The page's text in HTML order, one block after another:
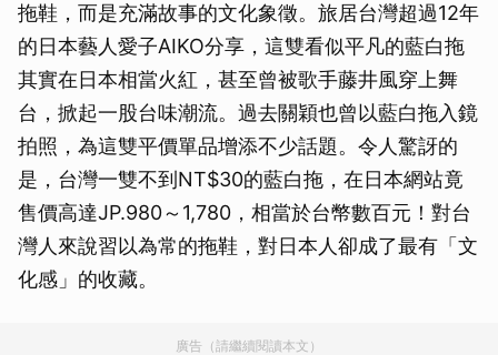
拖鞋，而是充滿故事的文化象徵。旅居台灣超過12年
的日本藝人愛子AIKO分享，這雙看似平凡的藍白拖
其實在日本相當火紅，甚至曾被歌手藤井風穿上舞
台，掀起一股台味潮流。過去關穎也曾以藍白拖入鏡
拍照，為這雙平價單品增添不少話題。令人驚訝的
是，台灣一雙不到NT$30的藍白拖，在日本網站竟
售價高達JP.980～1,780，相當於台幣數百元！對台
灣人來說習以為常的拖鞋，對日本人卻成了最有「文
化感」的收藏。
廣告（請繼續閱讀本文）